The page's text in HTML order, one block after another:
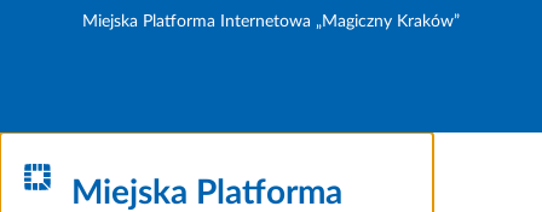
Miejska Platforma Internetowa „Magiczny Kraków”
Miejska Platforma